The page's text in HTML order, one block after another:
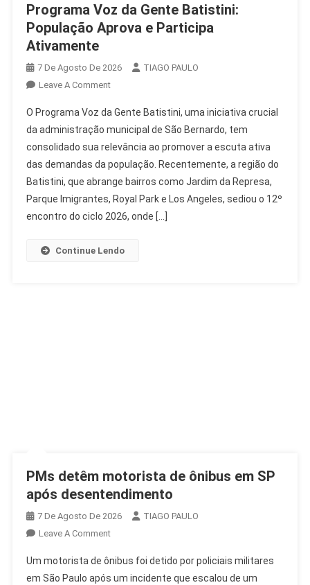
Programa Voz da Gente Batistini:
População Aprova e Participa
Ativamente
7 De Agosto De 2026
TIAGO PAULO
Leave A CommentOn
Voz
Da
Gente
Batistini:
População
Aprova
E
O Programa Voz da Gente Batistini, uma iniciativa crucial
da administração municipal de São Bernardo, tem
consolidado sua relevância ao promover a escuta ativa
das demandas da população. Recentemente, a região do
Batistini, que abrange bairros como Jardim da Represa,
Parque Imigrantes, Royal Park e Los Angeles, sediou o 12º
encontro do ciclo 2026, onde […]
Continue Lendo
PMs detêm motorista de ônibus em SP
após desentendimento
7 De Agosto De 2026
TIAGO PAULO
Leave A CommentOn
Detêm
Motorista
Um motorista de ônibus foi detido por policiais militares
em São Paulo após um incidente que escalou de um